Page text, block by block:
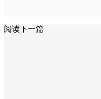
阅读下一篇